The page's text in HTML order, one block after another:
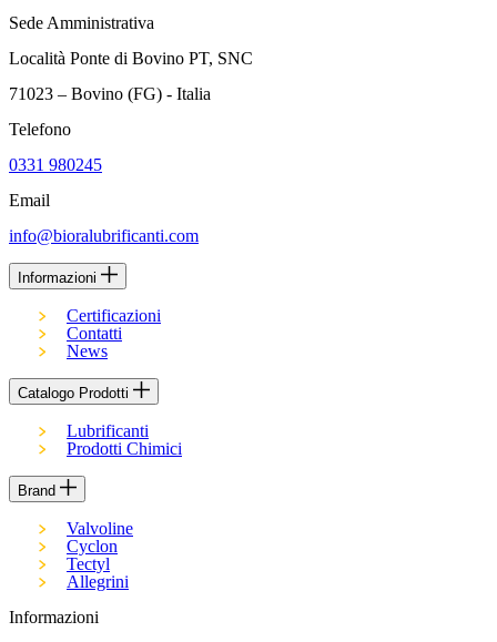
Sede Amministrativa
Località Ponte di Bovino PT, SNC
71023 – Bovino (FG) - Italia
Telefono
0331 980245
Email
info@bioralubrificanti.com
Informazioni
Certificazioni
Contatti
News
Catalogo Prodotti
Lubrificanti
Prodotti Chimici
Brand
Valvoline
Cyclon
Tectyl
Allegrini
Informazioni